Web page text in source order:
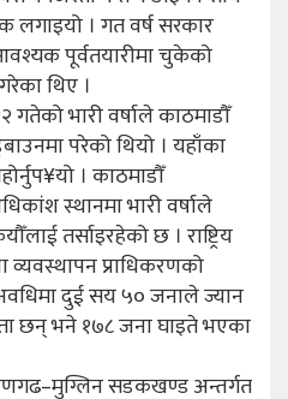
लगाइयो । गत वर्ष सरकार
पूर्वतयारीमा चुकेको
थिए ।
भारी वर्षाले काठमाडौँ
परेको थियो । यहाँका
। काठमाडौँ
स्थानमा भारी वर्षाले
तर्साइरहेको छ । राष्ट्रिय
प्राधिकरणको
दुई सय ५० जनाले ज्यान
छन् भने १७८ जना घाइते भएका
सडकखण्ड अन्तर्गत